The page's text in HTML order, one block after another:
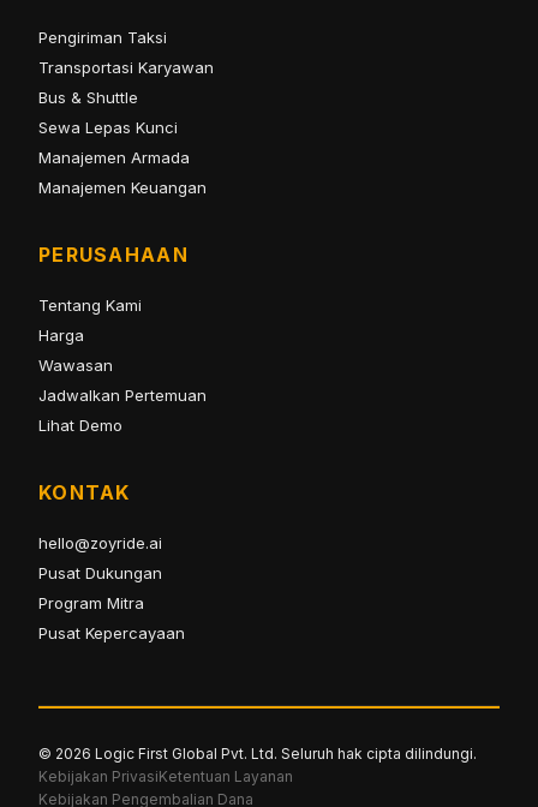
Pengiriman Taksi
Transportasi Karyawan
Bus & Shuttle
Sewa Lepas Kunci
Manajemen Armada
Manajemen Keuangan
PERUSAHAAN
Tentang Kami
Harga
Wawasan
Jadwalkan Pertemuan
Lihat Demo
KONTAK
hello@zoyride.ai
Pusat Dukungan
Program Mitra
Pusat Kepercayaan
© 2026 Logic First Global Pvt. Ltd. Seluruh hak cipta dilindungi.
Kebijakan PrivasiKetentuan Layanan
Kebijakan Pengembalian Dana